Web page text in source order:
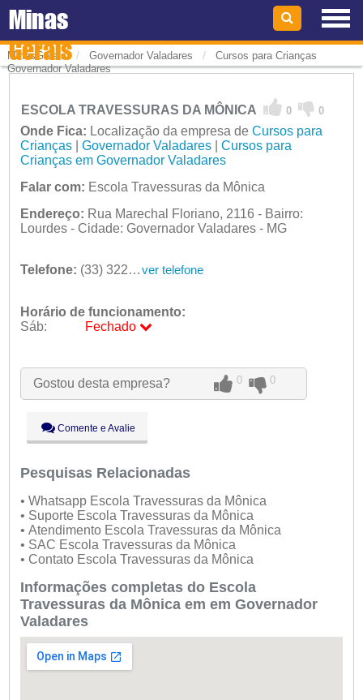
Minas
Gerais
MinasGerais / Governador Valadares / Cursos para Crianças
Governador Valadares
ESCOLA TRAVESSURAS DA MÔNICA 0 0
Onde Fica: Localização da empresa de Cursos para
Crianças| Governador Valadares| Cursos para
Crianças em Governador Valadares
Falar com: Escola Travessuras da Mônica
Endereço: Rua Marechal Floriano, 2116 - Bairro:
Lourdes - Cidade: Governador Valadares - MG
Telefone: (33) 3221-1200 ver telefone
Horário de funcionamento:
Sáb:
Fechado
Ter:
09:00 - 18:00
Qua:
09:00 - 18:00
Sex:
09:00 - 18:00
Sáb:
Fechado
Dom:
Fechado
Gostou desta empresa? 0 0
Comente e Avalie
Pesquisas Relacionadas
• Whatsapp Escola Travessuras da Mônica
• Suporte Escola Travessuras da Mônica
• Atendimento Escola Travessuras da Mônica
• SAC Escola Travessuras da Mônica
• Contato Escola Travessuras da Mônica
Informações completas do Escola
Travessuras da Mônica em em Governador
Valadares